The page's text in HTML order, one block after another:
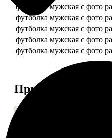
футболка мужская с фото
футболка мужская с фото
футболка мужская с фото
футболка мужская с фото
футболка мужская с фото
Примеры работ